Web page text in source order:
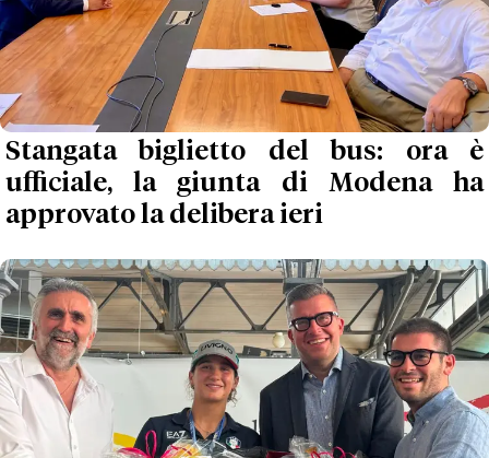
Stangata biglietto del bus: ora è
ufficiale, la giunta di Modena ha
approvato la delibera ieri